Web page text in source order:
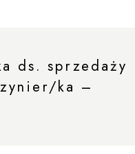
ds. sprzedaży
ka –